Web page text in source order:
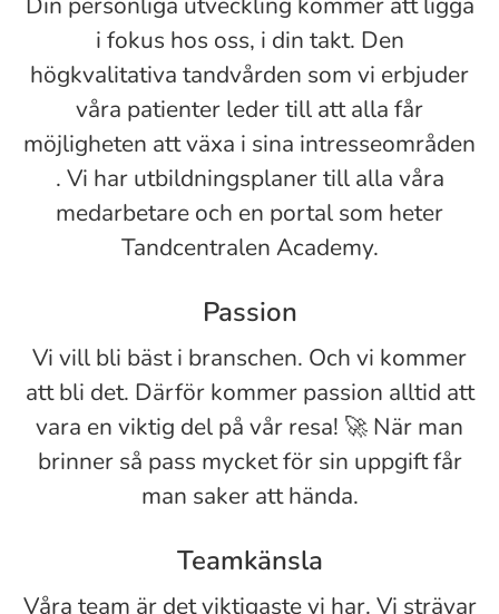
i fokus hos oss, i din takt. Den
högkvalitativa tandvården som vi erbjuder
våra patienter leder till att alla får
möjligheten att växa i sina intresseområden
. Vi har utbildningsplaner till alla våra
medarbetare och en portal som heter
Tandcentralen Academy.
Passion
Vi vill bli bäst i branschen. Och vi kommer
att bli det. Därför kommer passion alltid att
vara en viktig del på vår resa! 🚀 När man
brinner så pass mycket för sin uppgift får
man saker att hända.
Teamkänsla
Våra team är det viktigaste vi har. Vi strävar